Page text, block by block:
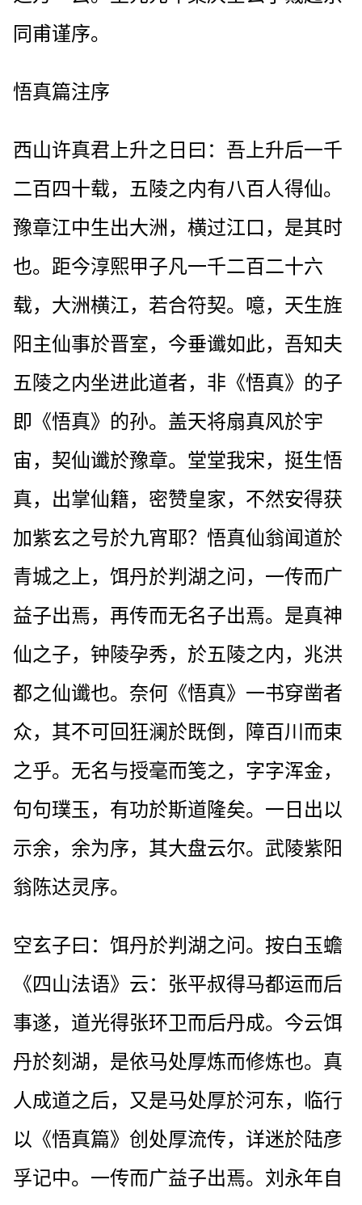
同甫谨序。
悟真篇注序
西山许真君上升之日曰：吾上升后一千
二百四十载，五陵之内有八百人得仙。
豫章江中生出大洲，横过江口，是其时
也。距今淳熙甲子凡一千二百二十六
载，大洲横江，若合符契。噫，天生旌
阳主仙事於晋室，今垂谶如此，吾知夫
五陵之内坐进此道者，非《悟真》的子
即《悟真》的孙。盖天将扇真风於宇
宙，契仙谶於豫章。堂堂我宋，挺生悟
真，出掌仙籍，密赞皇家，不然安得获
加紫玄之号於九宵耶？悟真仙翁闻道於
青城之上，饵丹於判湖之问，一传而广
益子出焉，再传而无名子出焉。是真神
仙之子，钟陵孕秀，於五陵之内，兆洪
都之仙谶也。奈何《悟真》一书穿凿者
众，其不可回狂澜於既倒，障百川而束
之乎。无名与授毫而笺之，字字浑金，
句句璞玉，有功於斯道隆矣。一日出以
示余，余为序，其大盘云尔。武陵紫阳
翁陈达灵序。
空玄子曰：饵丹於判湖之问。按白玉蟾
《四山法语》云：张平叔得马都运而后
事遂，道光得张环卫而后丹成。今云饵
丹於刻湖，是依马处厚炼而修炼也。真
人成道之后，又是马处厚於河东，临行
以《悟真篇》创处厚流传，详迷於陆彦
孚记中。一传而广益子出焉。刘永年自